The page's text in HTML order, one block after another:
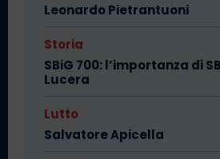
Leonardo Pietrantuoni
Storia
SBiG 700: l’importanza di
Lucera
Lutto
Salvatore Apicella